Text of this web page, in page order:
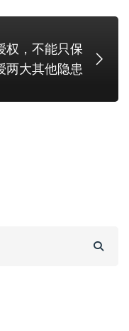
权，不能只保
大其他隐患